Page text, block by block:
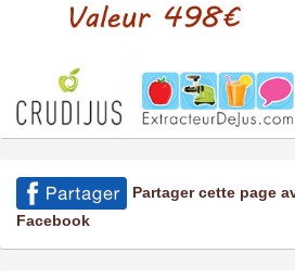
Partager cette page
Facebook